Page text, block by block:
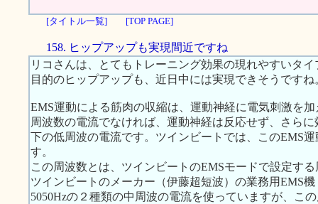
[タイトル一覧] [TOP PAGE]
158. ヒップアップも実現間近ですね
リコさんは、とてもトレーニング効果の現れやすいタ
目的のヒップアップも、近日中には実現できそうですね
EMS運動による筋肉の収縮は、運動神経に電気刺激を
周波数の電流でなければ、運動神経は反応せず、さら
下の低周波の電流です。ツインビートでは、このEMS
す。
この周波数とは、ツインビートのEMSモードで設定す
ツインビートのメーカー（伊藤超短波）の業務用EMS
5050Hzの２種類の中周波の電流を使っていますが、こ